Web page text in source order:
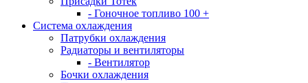
- Гоночное топливо 100 +
Система охлаждения
Патрубки охлаждения
Радиаторы и вентиляторы
- Вентилятор
Бочки охлаждения